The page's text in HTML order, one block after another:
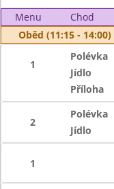
Menu Chod
Oběd (11:15 - 14:00)
1
Polévka
Jídlo
Příloha
2
Polévka
Jídlo
1